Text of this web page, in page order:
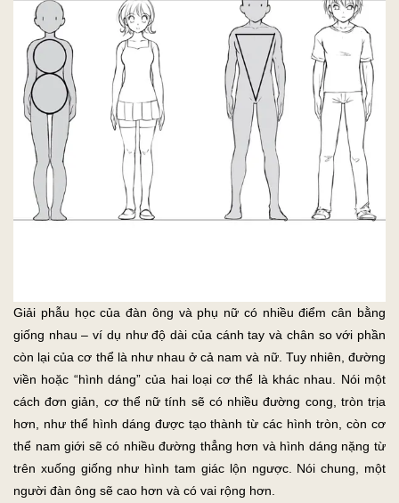
Giải phẫu học của đàn ông và phụ nữ có nhiều điểm cân bằng
giống nhau – ví dụ như độ dài của cánh tay và chân so với phần
còn lại của cơ thể là như nhau ở cả nam và nữ. Tuy nhiên, đường
viền hoặc “hình dáng” của hai loại cơ thể là khác nhau. Nói một
cách đơn giản, cơ thể nữ tính sẽ có nhiều đường cong, tròn trịa
hơn, như thể hình dáng được tạo thành từ các hình tròn, còn cơ
thể nam giới sẽ có nhiều đường thẳng hơn và hình dáng nặng từ
trên xuống giống như hình tam giác lộn ngược. Nói chung, một
người đàn ông sẽ cao hơn và có vai rộng hơn.